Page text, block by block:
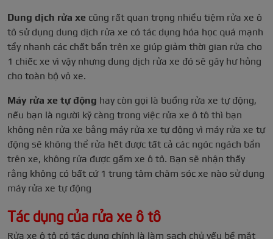
Dung dịch rửa xe cũng rất quan trọng nhiều tiệm rửa xe ô
tô sử dụng dung dịch rửa xe có tác dụng hóa học quá mạnh
tẩy nhanh các chất bẩn trên xe giúp giảm thời gian rửa cho
1 chiếc xe vì vậy nhưng dung dịch rửa xe đó sẽ gây hư hỏng
cho toàn bộ vỏ xe.
Máy rửa xe tự động hay còn gọi là buồng rửa xe tự động,
nếu bạn là người kỹ càng trong việc rửa xe ô tô thì bạn
không nên rửa xe bằng máy rửa xe tự động vì máy rửa xe tự
động sẽ không thể rửa hết được tất cả các ngóc ngách bẩn
trên xe, không rửa được gầm xe ô tô. Bạn sẽ nhận thấy
rằng không có bất cứ 1 trung tâm chăm sóc xe nào sử dụng
máy rửa xe tự động
Tác dụng của rửa xe ô tô
Rửa xe ô tô có tác dụng chính là làm sạch chủ yếu bề mặt